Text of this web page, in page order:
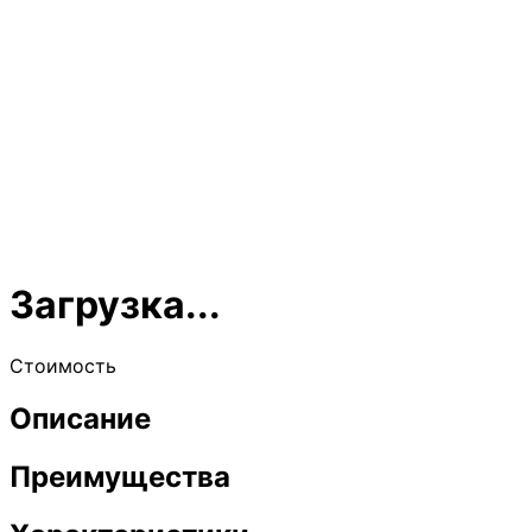
Загрузка...
Стоимость
Описание
Преимущества